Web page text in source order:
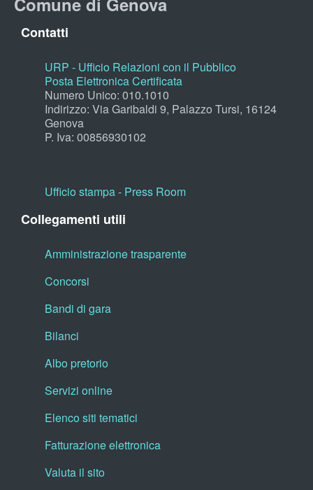
Contatti
URP - Ufficio Relazioni con il Pubblico
Posta Elettronica Certificata
Numero Unico: 010.1010
Indirizzo: Via Garibaldi 9, Palazzo Tursi, 16124
Genova
P. Iva: 00856930102
Ufficio stampa - Press Room
Collegamenti utili
Amministrazione trasparente
Concorsi
Bandi di gara
Bilanci
Albo pretorio
Servizi online
Elenco siti tematici
Fatturazione elettronica
Valuta il sito